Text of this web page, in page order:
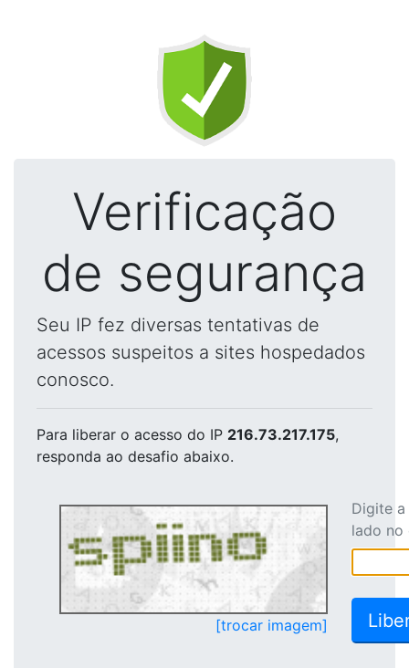
Verificação
de segurança
Seu IP fez diversas tentativas de
acessos suspeitos a sites hospedados
conosco.
Para liberar o acesso do IP 216.73.217.175,
responda ao desafio abaixo.
[trocar imagem]
Digite
lado no